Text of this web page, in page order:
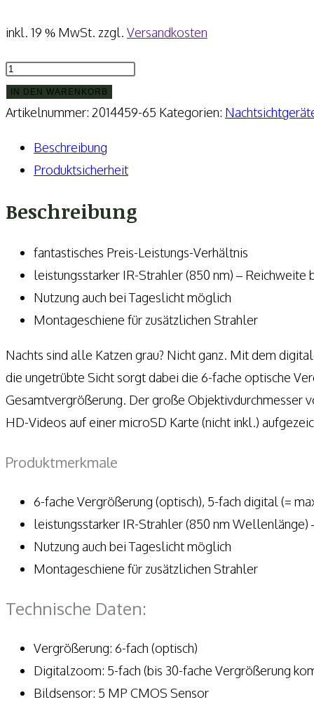
inkl. 19 % MwSt. zzgl. Versandkosten
Minox
Nachtsichtgerät
NVD
Menge
IN DEN WARENKORB
Artikelnummer: 2014459-65 Kategorien:
Beschreibung
Produktsicherheit
Beschreibung
fantastisches Preis-Leistungs-Verhältnis
leistungsstarker IR-Strahler (850 nm) – Reichweite
Nutzung auch bei Tageslicht möglich
Montageschiene für zusätzlichen Strahler
Nachts sind alle Katzen grau? Nicht ganz. Mit dem
die ungetrübte Sicht sorgt dabei die 6-fache optische
Gesamtvergrößerung. Der große Objektivdurchmesser
HD-Videos auf einer microSD Karte (nicht inkl.)
Produktmerkmale
6-fache Vergrößerung (optisch), 5-fach digital (=
leistungsstarker IR-Strahler (850 nm Wellenlänge)
Nutzung auch bei Tageslicht möglich
Montageschiene für zusätzlichen Strahler
Technische Daten:
Vergrößerung: 6-fach (optisch)
Digitalzoom: 5-fach (bis 30-fache Vergrößerung
Bildsensor: 5 MP CMOS Sensor